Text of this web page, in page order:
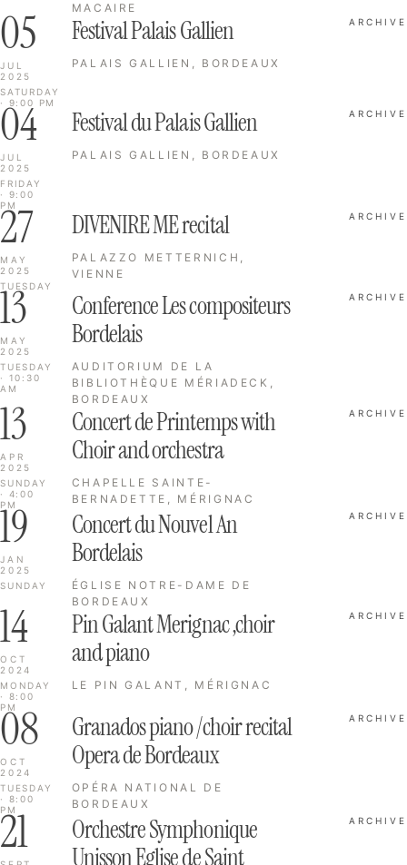
MACAIRE
05
JUL
2025
SATURDAY
· 9:00 PM
Festival Palais Gallien
PALAIS GALLIEN, BORDEAUX
ARCHIVE
04
JUL
2025
FRIDAY
· 9:00
PM
Festival du Palais Gallien
PALAIS GALLIEN, BORDEAUX
ARCHIVE
27
MAY
2025
TUESDAY
DIVENIRE ME recital
PALAZZO METTERNICH,
VIENNE
ARCHIVE
13
MAY
2025
TUESDAY
· 10:30
AM
Conference Les compositeurs
Bordelais
AUDITORIUM DE LA
BIBLIOTHÈQUE MÉRIADECK,
BORDEAUX
ARCHIVE
13
APR
2025
SUNDAY
· 4:00
PM
Concert de Printemps with
Choir and orchestra
CHAPELLE SAINTE-
BERNADETTE, MÉRIGNAC
ARCHIVE
19
JAN
2025
SUNDAY
Concert du Nouvel An
Bordelais
ÉGLISE NOTRE-DAME DE
BORDEAUX
ARCHIVE
14
OCT
2024
MONDAY
· 8:00
PM
Pin Galant Merignac ,choir
and piano
LE PIN GALANT, MÉRIGNAC
ARCHIVE
08
OCT
2024
TUESDAY
· 8:00
PM
Granados piano /choir recital
Opera de Bordeaux
OPÉRA NATIONAL DE
BORDEAUX
ARCHIVE
21
Orchestre Symphonique
Unisson Eglise de Saint
ARCHIVE